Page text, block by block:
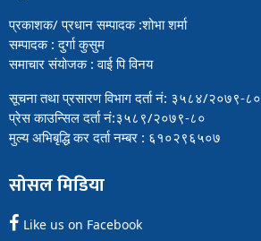
प्रकाशक/ प्रधान सम्पादक :शोभा शर्मा
सम्पादक : दुर्गा कुसुम
समाचार संयोजक : वाई पि विनय
सूचना तथा प्रसारण विभाग दर्ता नं: ३५८४/२०७९-८०
प्रेस काउन्सिल दर्ता नं:३५८९/२०७९-८०
मुल्य अभिबृद्धि कर दर्ता नम्बर : ६१०२९६५०७
सोसल मिडिया
Like us on Facebook